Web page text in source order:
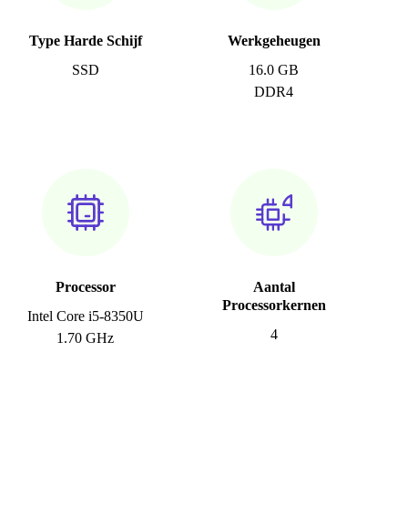
Type Harde Schijf
SSD
Werkgeheugen
16.0 GB
DDR4
Processor
Intel Core i5-8350U
1.70 GHz
Aantal
Processorkernen
4